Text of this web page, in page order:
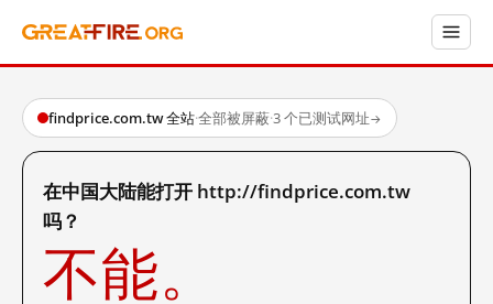
findprice.com.tw 全站·全部被屏蔽·3 个已测试网址→
在中国大陆能打开 http://findprice.com.tw
吗？
不能。